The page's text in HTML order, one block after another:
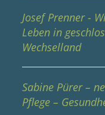
Josef Prenner -
Leben in
Wechselland
Sabine Pürer –
Pflege –